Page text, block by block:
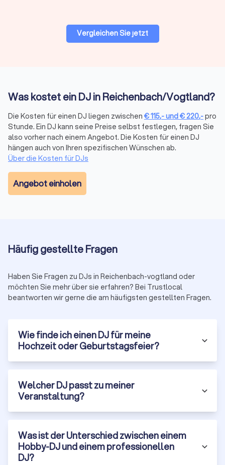
Vertrauen Sie auf Trustlocal für DJs in
Reichenbach/Vogtland
entfernt. Filtern Sie bequem nach Entfernung, Anlass oder
Bewertungen von echten Kunden. Geben Sie einfach Ihre
Anforderungen ein und erhalten Sie innerhalb kürzester Zeit
kostenlos und unverbindlich vier Angebotevon DJs in
Reichenbach/Vogtland.
Den perfekten DJ in
Ihrer Nähe. Kostenlos, transparent und auf Basis
Geprüfte DJs Kostenlos
Jetzt DJs vergleichen
Vergleichen Sie jetzt
Was kostet ein DJ in Reichenbach/Vogtland?
Die Kosten für einen DJ liegen zwischen €115,-und€220,-pro
Stunde. Ein DJ kann seine Preise selbst festlegen, fragen Sie
also vorher nach einem Angebot. Die Kosten für einen DJ
hängen auch von Ihren spezifischen Wünschen ab.
Über die Kosten für DJs
Angebot einholen
Häufig gestellte Fragen
Haben Sie Fragen zu DJs in Reichenbach-vogtland oder
möchten Sie mehr über sie erfahren? Bei Trustlocal
beantworten wir gerne die am häufigsten gestellten Fragen.
Wie finde ich einen DJ für meine
Hochzeit oder Geburtstagsfeier?
Welcher DJ passt zu meiner
Veranstaltung?
Was ist der Unterschied zwischen einem
Hobby-DJ und einem professionellen
DJ?